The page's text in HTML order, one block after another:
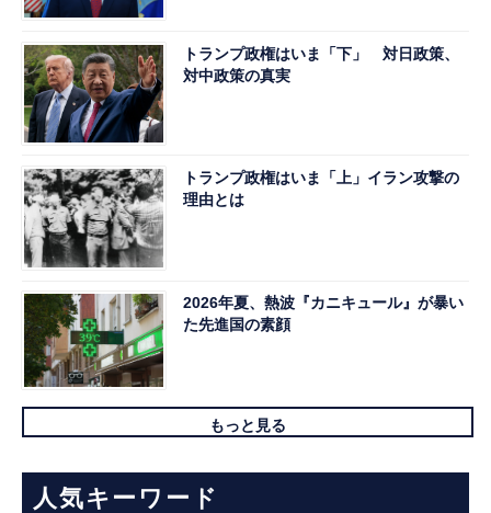
トランプ政権はいま「下」 対日政策、
対中政策の真実
トランプ政権はいま「上」イラン攻撃の
理由とは
2026年夏、熱波『カニキュール』が暴い
た先進国の素顔
もっと見る
人気キーワード